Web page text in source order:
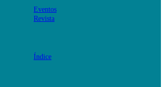
Eventos
Revista
Índice